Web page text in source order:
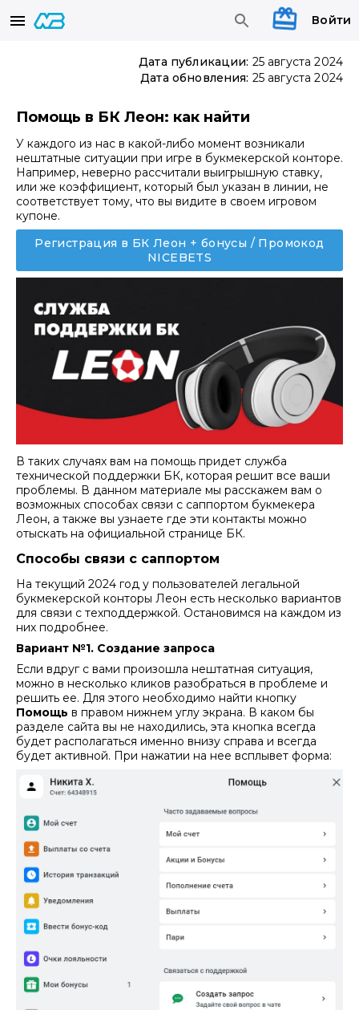
Войти
Дата публикации: 25 августа 2024
Дата обновления: 25 августа 2024
Помощь в БК Леон: как найти
У каждого из нас в какой-либо момент возникали
нештатные ситуации при игре в букмекерской конторе.
Например, неверно рассчитали выигрышную ставку,
или же коэффициент, который был указан в линии, не
соответствует тому, что вы видите в своем игровом
купоне.
Регистрация в БК Леон + бонусы / Промокод
NICEBETS
В таких случаях вам на помощь придет служба
технической поддержки БК, которая решит все ваши
проблемы. В данном материале мы расскажем вам о
возможных способах связи с саппортом букмекера
Леон, а также вы узнаете где эти контакты можно
отыскать на официальной странице БК.
Способы связи с саппортом
На текущий 2024 год у пользователей легальной
букмекерской конторы Леон есть несколько вариантов
для связи с техподдержкой. Остановимся на каждом из
них подробнее.
Вариант №1. Создание запроса
Если вдруг с вами произошла нештатная ситуация,
можно в несколько кликов разобраться в проблеме и
решить ее. Для этого необходимо найти кнопку
Помощь в правом нижнем углу экрана. В каком бы
разделе сайта вы не находились, эта кнопка всегда
будет располагаться именно внизу справа и всегда
будет активной. При нажатии на нее всплывет форма: